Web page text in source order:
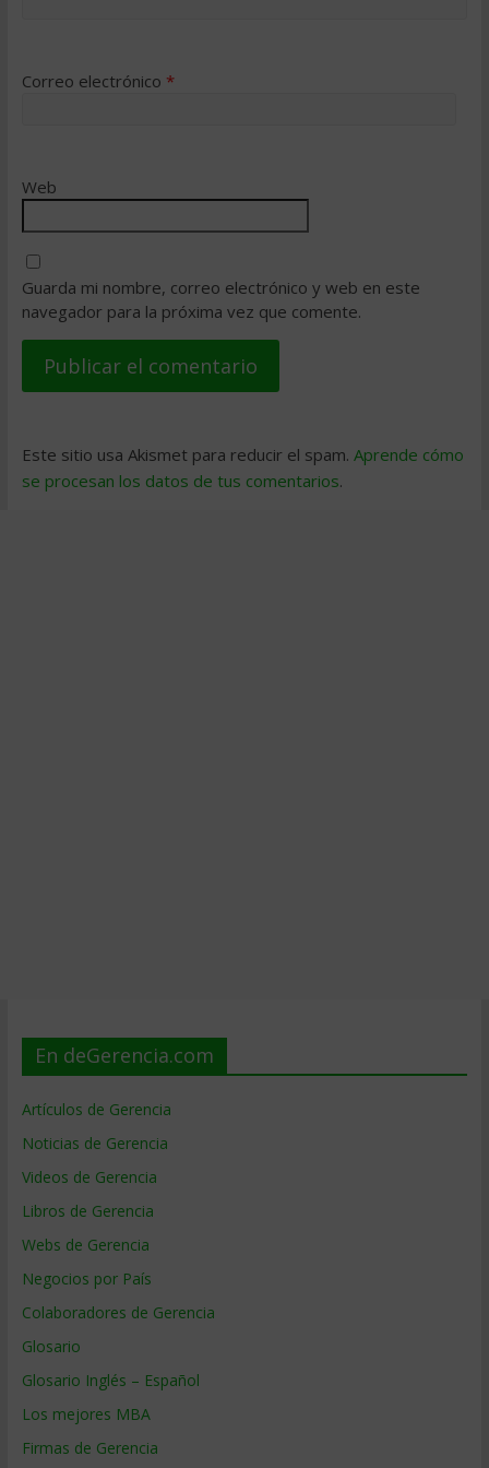
Correo electrónico *
Web
Guarda mi nombre, correo electrónico y web en este
navegador para la próxima vez que comente.
Este sitio usa Akismet para reducir el spam. Aprende cómo
se procesan los datos de tus comentarios.
En deGerencia.com
Artículos de Gerencia
Noticias de Gerencia
Videos de Gerencia
Libros de Gerencia
Webs de Gerencia
Negocios por País
Colaboradores de Gerencia
Glosario
Glosario Inglés – Español
Los mejores MBA
Firmas de Gerencia